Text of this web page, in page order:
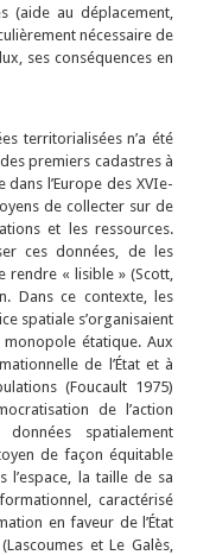
(aide au déplacement,
nécessaire de
ses conséquences en
territorialisées n’a été
premiers cadastres à
l’Europe des XVIe-
de collecter sur de
et les ressources.
ces données, de les
rendre « lisible » (Scott,
Dans ce contexte, les
spatiale s’organisaient
étatique. Aux
de l’État et à
(Foucault 1975)
de l’action
spatialement
de façon équitable
l’espace, la taille de sa
caractérisé
en faveur de l’État
et Le Galès,